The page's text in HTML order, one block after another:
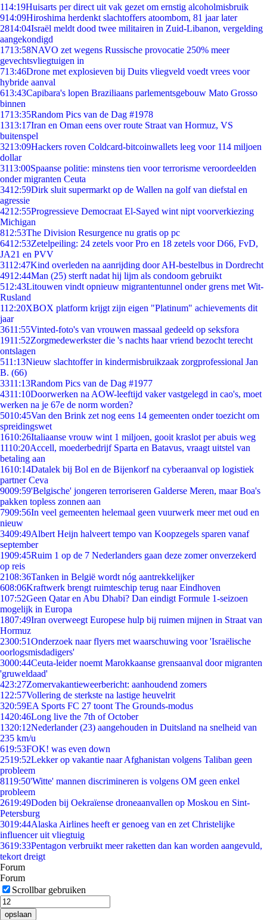
114:19Huisarts per direct uit vak gezet om ernstig alcoholmisbruik
914:09Hiroshima herdenkt slachtoffers atoombom, 81 jaar later
2814:04Israël meldt dood twee militairen in Zuid-Libanon, vergelding
aangekondigd
1713:58NAVO zet wegens Russische provocatie 250% meer
gevechtsvliegtuigen in
713:46Drone met explosieven bij Duits vliegveld voedt vrees voor
hybride aanval
613:43Capibara's lopen Braziliaans parlementsgebouw Mato Grosso
binnen
1713:35Random Pics van de Dag #1978
1313:17Iran en Oman eens over route Straat van Hormuz, VS
buitenspel
3213:09Hackers roven Coldcard-bitcoinwallets leeg voor 114 miljoen
dollar
3113:00Spaanse politie: minstens tien voor terrorisme veroordeelden
onder migranten Ceuta
3412:59Dirk sluit supermarkt op de Wallen na golf van diefstal en
agressie
4212:55Progressieve Democraat El-Sayed wint nipt voorverkiezing
Michigan
812:53The Division Resurgence nu gratis op pc
6412:53Zetelpeiling: 24 zetels voor Pro en 18 zetels voor D66, FvD,
JA21 en PVV
3112:47Kind overleden na aanrijding door AH-bestelbus in Dordrecht
4912:44Man (25) sterft nadat hij lijm als condoom gebruikt
512:43Litouwen vindt opnieuw migrantentunnel onder grens met Wit-
Rusland
112:20XBOX platform krijgt zijn eigen "Platinum" achievements dit
jaar
3611:55Vinted-foto's van vrouwen massaal gedeeld op seksfora
1911:52Zorgmedewerkster die 's nachts haar vriend bezocht terecht
ontslagen
511:13Nieuw slachtoffer in kindermisbruikzaak zorgprofessional Jan
B. (66)
3311:13Random Pics van de Dag #1977
4311:10Doorwerken na AOW-leeftijd vaker vastgelegd in cao's, moet
werken na je 67e de norm worden?
5010:45Van den Brink zet nog eens 14 gemeenten onder toezicht om
spreidingswet
1610:26Italiaanse vrouw wint 1 miljoen, gooit kraslot per abuis weg
1110:20Accell, moederbedrijf Sparta en Batavus, vraagt uitstel van
betaling aan
1610:14Datalek bij Bol en de Bijenkorf na cyberaanval op logistiek
partner Ceva
9009:59'Belgische' jongeren terroriseren Galderse Meren, maar Boa's
pakken topless zonnen aan
7909:56In veel gemeenten helemaal geen vuurwerk meer met oud en
nieuw
3409:49Albert Heijn halveert tempo van Koopzegels sparen vanaf
september
1909:45Ruim 1 op de 7 Nederlanders gaan deze zomer onverzekerd
op reis
2108:36Tanken in België wordt nóg aantrekkelijker
608:06Kraftwerk brengt ruimteschip terug naar Eindhoven
107:52Geen Qatar en Abu Dhabi? Dan eindigt Formule 1-seizoen
mogelijk in Europa
1807:49Iran overweegt Europese hulp bij ruimen mijnen in Straat van
Hormuz
2300:51Onderzoek naar flyers met waarschuwing voor 'Israëlische
oorlogsmisdadigers'
3000:44Ceuta-leider noemt Marokkaanse grensaanval door migranten
'gruweldaad'
423:27Zomervakantieweerbericht: aanhoudend zomers
1 22:57Vollering de sterkste na lastige heuvelrit
320:59EA Sports FC 27 toont The Grounds-modus
1420:46Long live the 7th of October
1320:12Nederlander (23) aangehouden in Duitsland na snelheid van
235 km/u
619:53FOK! was even down
2519:52Lekker op vakantie naar Afghanistan volgens Taliban geen
probleem
8119:50'Witte' mannen discrimineren is volgens OM geen enkel
probleem
2619:49Doden bij Oekraïense droneaanvallen op Moskou en Sint-
Petersburg
3019:44Alaska Airlines heeft er genoeg van en zet Christelijke
influencer uit vliegtuig
3619:33Pentagon verbruikt meer raketten dan kan worden aangevuld,
tekort dreigt
Forum
Forum
Scrollbar gebruiken
opslaan